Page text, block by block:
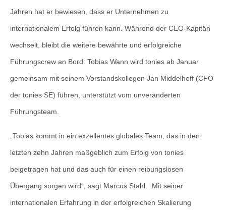
Jahren hat er bewiesen, dass er Unternehmen zu
internationalem Erfolg führen kann. Während der CEO-Kapitän
wechselt, bleibt die weitere bewährte und erfolgreiche
Führungscrew an Bord: Tobias Wann wird tonies ab Januar
gemeinsam mit seinem Vorstandskollegen Jan Middelhoff (CFO
der tonies SE) führen, unterstützt vom unveränderten
Führungsteam.
„Tobias kommt in ein exzellentes globales Team, das in den
letzten zehn Jahren maßgeblich zum Erfolg von tonies
beigetragen hat und das auch für einen reibungslosen
Übergang sorgen wird“, sagt Marcus Stahl. „Mit seiner
internationalen Erfahrung in der erfolgreichen Skalierung